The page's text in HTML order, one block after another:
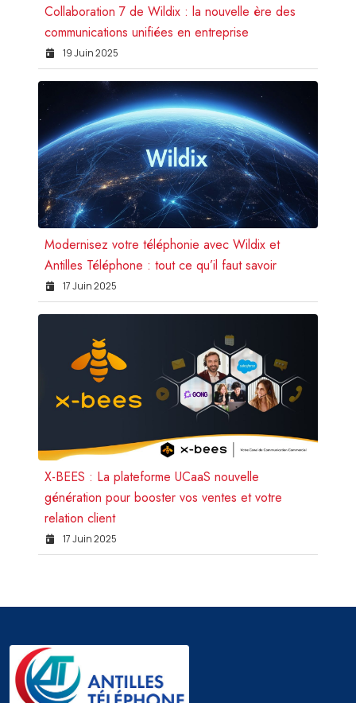
Collaboration 7 de Wildix : la nouvelle ère des
communications unifiées en entreprise
19 Juin 2025
Modernisez votre téléphonie avec Wildix et
Antilles Téléphone : tout ce qu’il faut savoir
17 Juin 2025
X-BEES : La plateforme UCaaS nouvelle
génération pour booster vos ventes et votre
relation client
17 Juin 2025